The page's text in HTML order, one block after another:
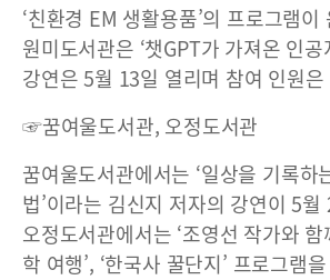
‘친환경 EM 생활용품’의 프로그램
원미도서관은 ‘챗GPT가 가져온 인공
강연은 5월 13일 열리며 참여 인원
☞꿈여울도서관, 오정도서관
꿈여울도서관에서는 ‘일상을 기록하
법’이라는 김신지 저자의 강연이 5
오정도서관에서는 ‘조영선 작가와
학 여행’, ‘한국사 꿀단지’ 프로그램